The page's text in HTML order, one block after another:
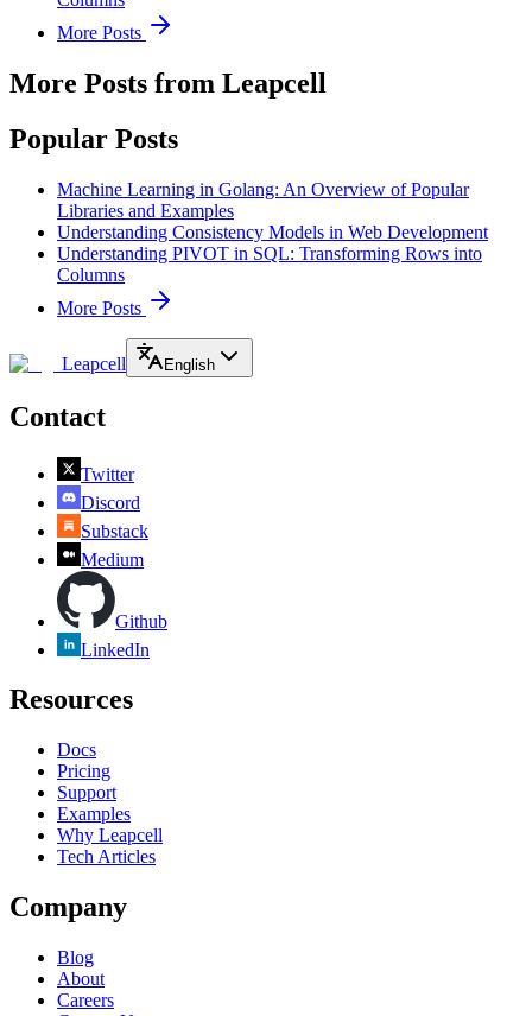
More Posts
More Posts from Leapcell
Popular Posts
Machine Learning in Golang: An Overview of Popular
Libraries and Examples
Understanding Consistency Models in Web Development
Understanding PIVOT in SQL: Transforming Rows into
Columns
More Posts
Leapcell English
Contact
Twitter
Discord
Substack
Medium
Github
LinkedIn
Resources
Docs
Pricing
Support
Examples
Why Leapcell
Tech Articles
Company
Blog
About
Careers